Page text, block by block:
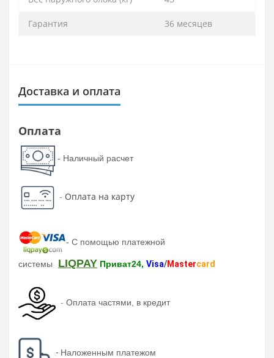
Гарантия 36 месяцев
Доставка и оплата
Оплата
- Наличный расчет
- Оплата на карту
- С помощью платежной
системы LIQPAY Приват24, Visa/Mastercard
- Оплата частями, в кредит
- Наложенным платежом